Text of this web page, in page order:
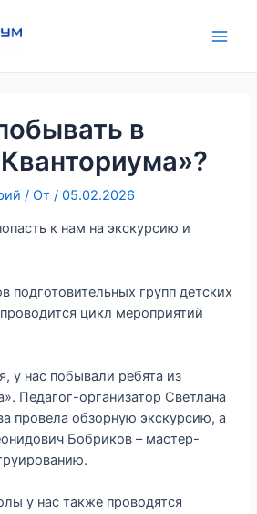
в
/ От/05.02.2026
к нам на экскурсию и
подготовительных групп детских
цикл мероприятий
у нас побывали ребята из
Педагог-организатор Светлана
провела обзорную экскурсию, а
Бобриков – мастер-
у нас также проводятся